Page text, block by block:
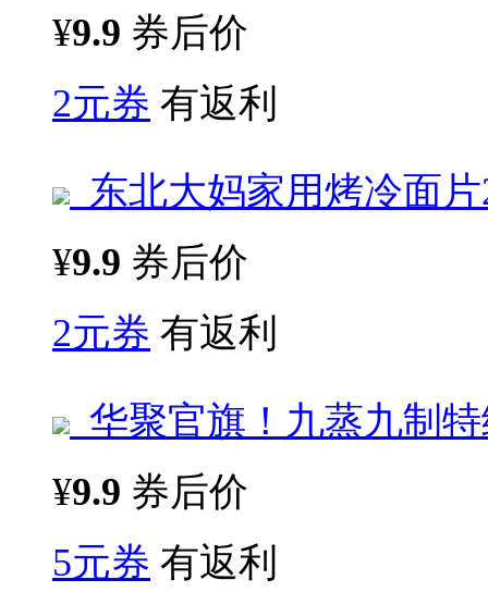
¥9.9 券后价
2元券 有返利
东北大妈家用烤冷面片
¥9.9 券后价
2元券 有返利
华聚官旗！九蒸九制
¥9.9 券后价
5元券 有返利